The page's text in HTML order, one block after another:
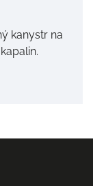
kanystr na